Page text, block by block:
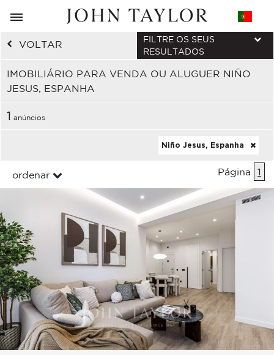
VOLTAR
IMOBILIÁRIO PARA VENDA OU ALUGUER NIÑO
JESUS, ESPANHA
FILTRE OS SEUS
RESULTADOS
1 anúncios
Niño Jesus, Espanha
ordenar Página 1